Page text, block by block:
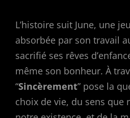
L’histoire suit June, une
absorbée par son travail
sacrifié ses rêves
même son bonheur. À
“Sincèrement” pose la
choix de vie, du sens que